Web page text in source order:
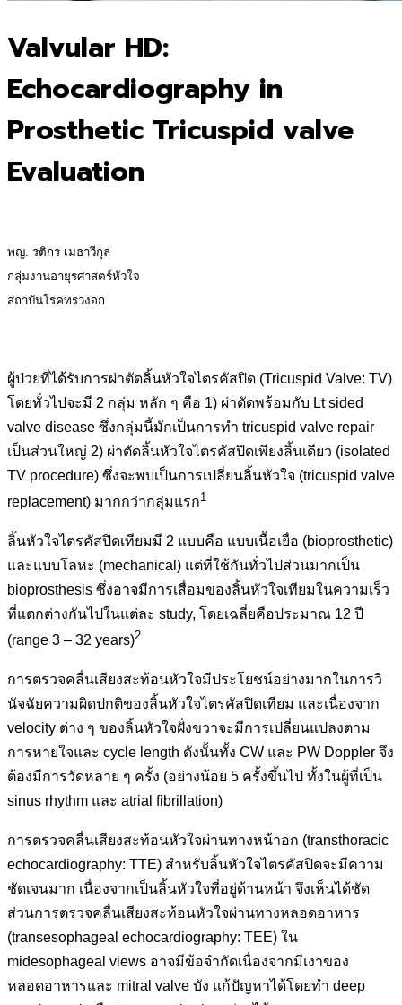
Valvular HD:
Echocardiography in
Prosthetic Tricuspid valve
Evaluation
พญ. รติกร เมธาวีกุล
กลุ่มงานอายุรศาสตร์หัวใจ
สถาบันโรคทรวงอก
ผู้ป่วยที่ได้รับการผ่าตัดลิ้นหัวใจไตรคัสปิด (Tricuspid Valve: TV)
โดยทั่วไปจะมี 2 กลุ่ม หลัก ๆ คือ 1) ผ่าตัดพร้อมกับ Lt sided
valve disease ซึ่งกลุ่มนี้มักเป็นการทำ tricuspid valve repair
เป็นส่วนใหญ่ 2) ผ่าตัดลิ้นหัวใจไตรคัสปิดเพียงลิ้นเดียว (isolated
TV procedure) ซึ่งจะพบเป็นการเปลี่ยนลิ้นหัวใจ (tricuspid valve
replacement) มากกว่ากลุ่มแรก1
ลิ้นหัวใจไตรคัสปิดเทียมมี 2 แบบคือ แบบเนื้อเยื่อ (bioprosthetic)
และแบบโลหะ (mechanical) แต่ที่ใช้กันทั่วไปส่วนมากเป็น
bioprosthesis ซึ่งอาจมีการเสื่อมของลิ้นหัวใจเทียมในความเร็ว
ที่แตกต่างกันไปในแต่ละ study, โดยเฉลี่ยคือประมาณ 12 ปี
(range 3 – 32 years)2
การตรวจคลื่นเสียงสะท้อนหัวใจมีประโยชน์อย่างมากในการวิ
นัจฉัยความผิดปกติของลิ้นหัวใจไตรคัสปิดเทียม และเนื่องจาก
velocity ต่าง ๆ ของลิ้นหัวใจฝั่งขวาจะมีการเปลี่ยนแปลงตาม
การหายใจและ cycle length ดังนั้นทั้ง CW และ PW Doppler จึง
ต้องมีการวัดหลาย ๆ ครั้ง (อย่างน้อย 5 ครั้งขึ้นไป ทั้งในผู้ที่เป็น
sinus rhythm และ atrial fibrillation)
การตรวจคลื่นเสียงสะท้อนหัวใจผ่านทางหน้าอก (transthoracic
echocardiography: TTE) สำหรับลิ้นหัวใจไตรคัสปิดจะมีความ
ชัดเจนมาก เนื่องจากเป็นลิ้นหัวใจที่อยู่ด้านหน้า จึงเห็นได้ชัด
ส่วนการตรวจคลื่นเสียงสะท้อนหัวใจผ่านทางหลอดอาหาร
(transesophageal echocardiography: TEE) ใน
midesophageal views อาจมีข้อจำกัดเนื่องจากมีเงาของ
หลอดอาหารและ mitral valve บัง แก้ปัญหาได้โดยทำ deep